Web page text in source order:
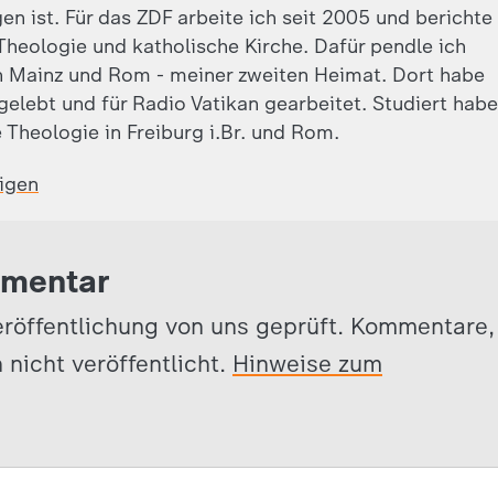
ist. Für das ZDF arbeite ich seit 2005 und berichte
und katholische Kirche. Dafür pendle ich
und Rom - meiner zweiten Heimat. Dort habe
und für Radio Vatikan gearbeitet. Studiert habe
in Freiburg i.Br. und Rom.
von uns geprüft. Kommentare,
nicht veröffentlicht. Hinweise zum